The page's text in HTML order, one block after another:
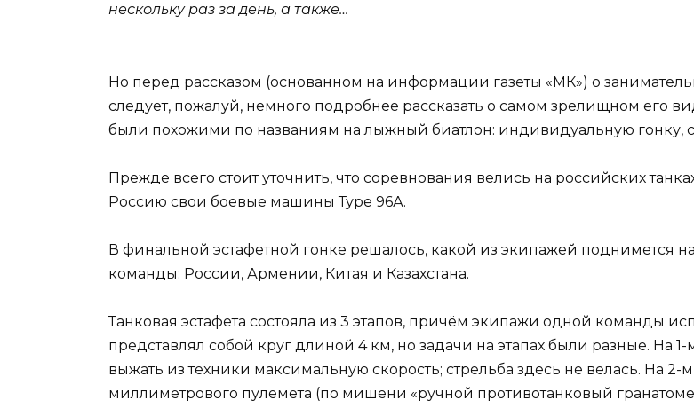
нескольку раз за день, а также…
Но перед рассказом (основанном на информации газеты «МК») о
следует, пожалуй, немного подробнее рассказать о самом зрелищном его
были похожими по названиям на лыжный биатлон: индивидуальную гонку,
Прежде всего стоит уточнить, что соревнования велись на российских
Россию свои боевые машины Туре 96А.
В финальной эстафетной гонке решалось, какой из экипажей поднимется
команды: России, Армении, Китая и Казахстана.
Танковая эстафета состояла из 3 этапов, причём экипажи одной команды
представлял собой круг длиной 4 км, но задачи на этапах были разные. На
выжать из техники максимальную скорость; стрельба здесь не велась. На
миллиметрового пулемета (по мишени «ручной противотанковый